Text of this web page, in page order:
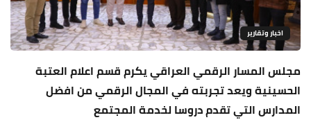
اخبار وتقارير
مجلس المسار الرقمي العراقي يكرم قسم اعلام العتبة
الحسينية ويعد تجربته في المجال الرقمي من افضل
المدارس التي تقدم دروسا لخدمة المجتمع